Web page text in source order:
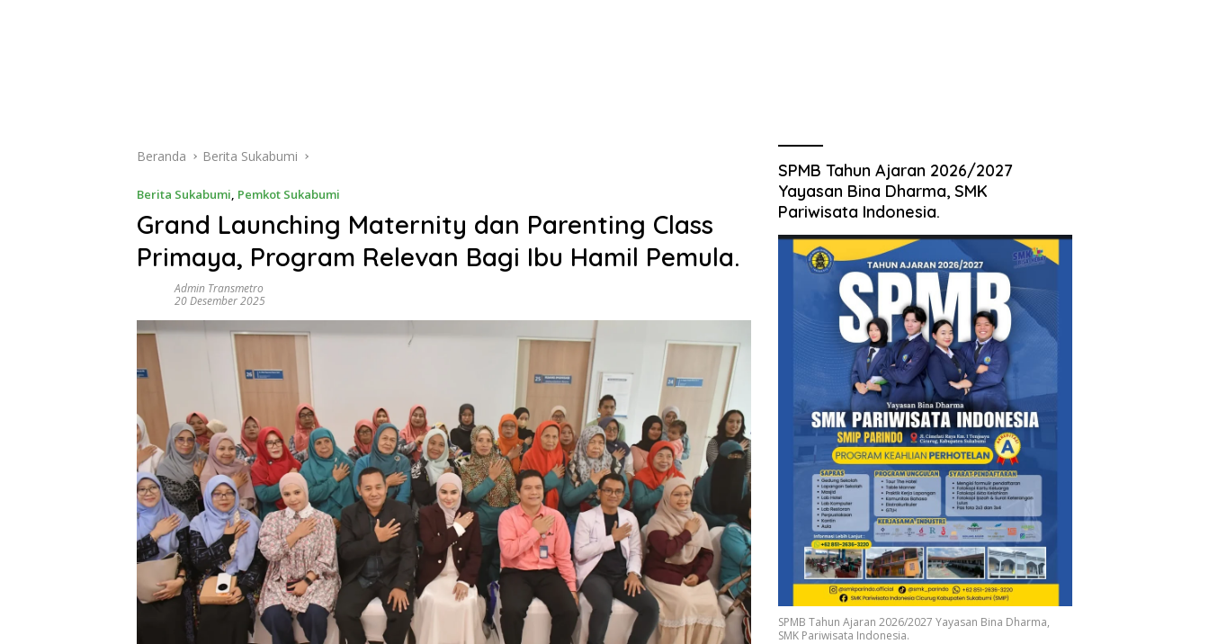
Beranda Berita Sukabumi
Berita Sukabumi, Pemkot Sukabumi
Grand Launching Maternity dan Parenting Class
Primaya, Program Relevan Bagi Ibu Hamil Pemula.
Admin Transmetro
20 Desember 2025
SPMB Tahun Ajaran 2026/2027
Yayasan Bina Dharma, SMK
Pariwisata Indonesia.
SPMB Tahun Ajaran 2026/2027 Yayasan Bina Dharma,
SMK Pariwisata Indonesia.